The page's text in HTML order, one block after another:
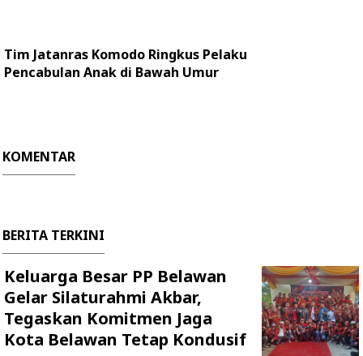
Tim Jatanras Komodo Ringkus Pelaku
Pencabulan Anak di Bawah Umur
KOMENTAR
BERITA TERKINI
Keluarga Besar PP Belawan
Gelar Silaturahmi Akbar,
Tegaskan Komitmen Jaga
Kota Belawan Tetap Kondusif